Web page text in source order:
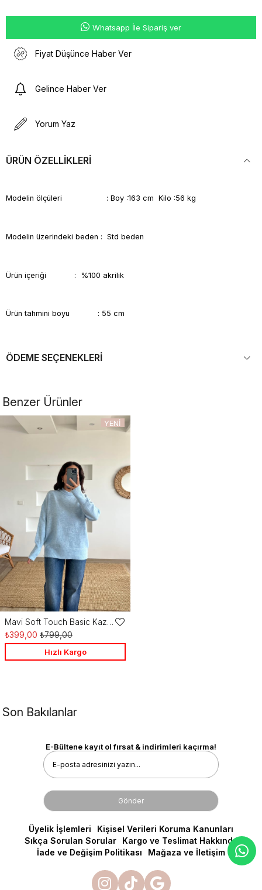
Whatsapp İle Sipariş ver
Fiyat Düşünce Haber Ver
Gelince Haber Ver
Yorum Yaz
ÜRÜN ÖZELLIKLERI
Modelin ölçüleri : Boy :163 cm Kilo :56 kg
Modelin üzerindeki beden : Std beden
Ürün içeriği : %100 akrilik
Ürün tahmini boyu : 55 cm
ÖDEME SEÇENEKLERI
Benzer Ürünler
YENI
ÜRÜN
Mavi Soft Touch Basic Kazak
Ekle
₺399,00 ₺799,00
Hızlı Kargo
Son Bakılanlar
E-Bültene kayıt ol fırsat & indirimleri kaçırma!
Gönder
Üyelik İşlemleri
Kişisel Verileri Koruma Kanunları
Sıkça Sorulan Sorular
Kargo ve Teslimat Hakkında
İade ve Değişim Politikası
Mağaza ve İletişim